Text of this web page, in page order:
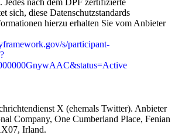
nach dem DPF zertifizierte
sich, diese Datenschutzstandards
hierzu erhalten Sie vom Anbieter
s/participant-
X (ehemals Twitter). Anbieter
Company, One Cumberland Place, Fenian
Irland.